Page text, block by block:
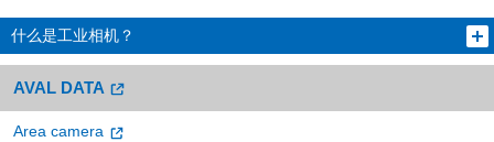
什么是工业相机？
AVAL DATA
Area camera